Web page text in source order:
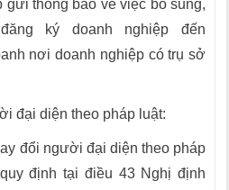
gửi thông báo về việc bổ sung,
ký doanh nghiệp đến
nơi doanh nghiệp có trụ sở
đại diện theo pháp luật:
đổi người đại diện theo pháp
định tại điều 43 Nghị định